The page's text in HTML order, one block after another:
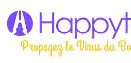
Propagez le Virus du